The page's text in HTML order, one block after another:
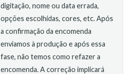
digitação, nome ou data errada,
opções escolhidas, cores, etc. Após
a confirmação da encomenda
enviamos à produção e após essa
fase, não temos como refazer a
encomenda. A correção implicará